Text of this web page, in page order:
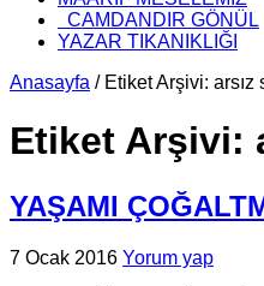
CAMDANDIR GÖNÜL
YAZAR TIKANIKLIĞI
Anasayfa / Etiket Arşivi: arsız
Etiket Arşivi:
YAŞAMI
7 Ocak 2016 Yorum yap